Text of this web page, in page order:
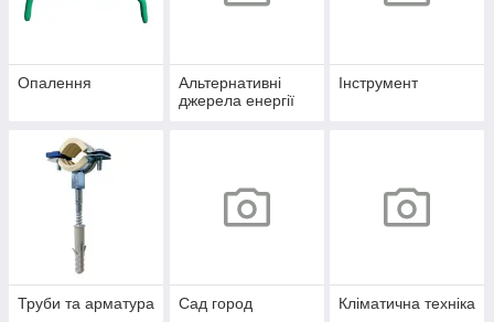
Опалення
Альтернативні
джерела енергії
Інструмент
Труби та арматура Сад город Кліматична техніка